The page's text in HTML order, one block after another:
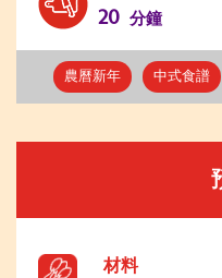
20 分鐘
農曆新年 中式食譜
材料